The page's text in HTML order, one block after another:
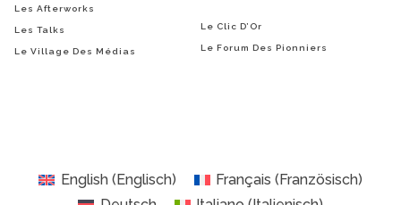
Les Afterworks
Les Talks
Le Village Des Médias
Le Clic D’Or
Le Forum Des Pionniers
English( Englisch) Français ( Französisch)